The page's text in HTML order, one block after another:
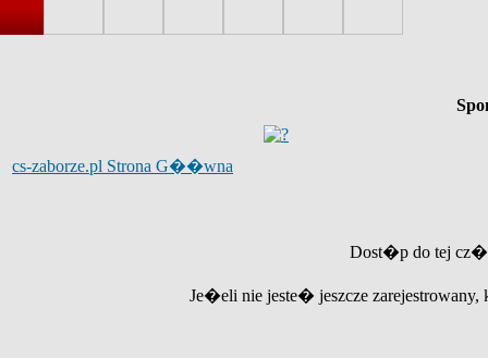
cs-zaborze.pl Strona G��wna
Dost�p do tej
Je�eli nie jeste� jeszcze